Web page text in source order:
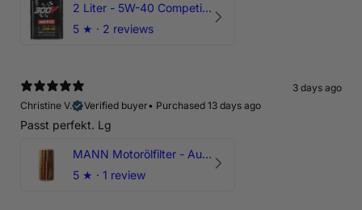
2 Liter - 5W-40 Competition 300V Motul Motoröl
5 ★ · 2 reviews
3 days ago
Christine V.
Verified buyer• Purchased 13 days ago
Passt perfekt. Lg
MANN Motorölfilter - Audi RS3 TTRS RSQ3 VZ5 - DAZ DNW
5 ★ · 1 review